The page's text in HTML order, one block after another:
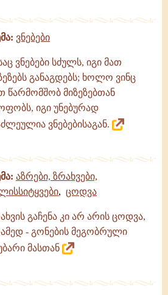
ვნებები
ვნებები სძულს, იგი მათ
განაგდებს; ხოლო ვინც
წარმომშობ მიზეზებთან
იგი უნებურად
ვნებებისაგან.
აზრები, ზრახვები,
, ცოდვა
გაჩენა კი არ არის ცოდვა,
- გონების მეგობრული
მასთან